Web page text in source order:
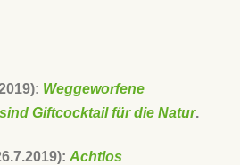
Weggeworfene
Giftcocktail für die Natur.
Achtlos